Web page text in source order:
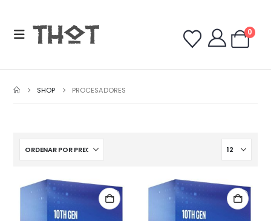
0
SHOP PROCESADORES